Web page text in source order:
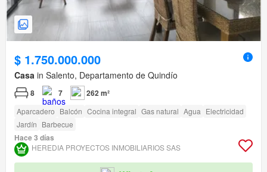
$ 1.750.000.000
Casa in Salento, Departamento de Quindío
8 7 262 m²
Aparcadero Balcón Cocina integral Gas natural Agua Electricidad
Jardín Barbecue
Hace 3 días
HEREDIA PROYECTOS INMOBILIARIOS SAS